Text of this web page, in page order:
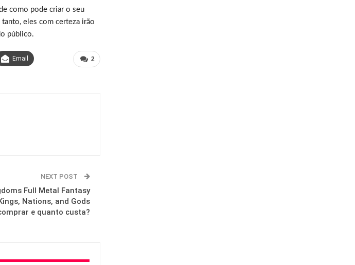
como pode criar o seu
eles com certeza irão
público.
2
Email
NEXT POST
Full Metal Fantasy
Nations, and Gods
e quanto custa?